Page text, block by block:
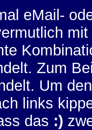
eMail-
Zum
Um
links
das :)